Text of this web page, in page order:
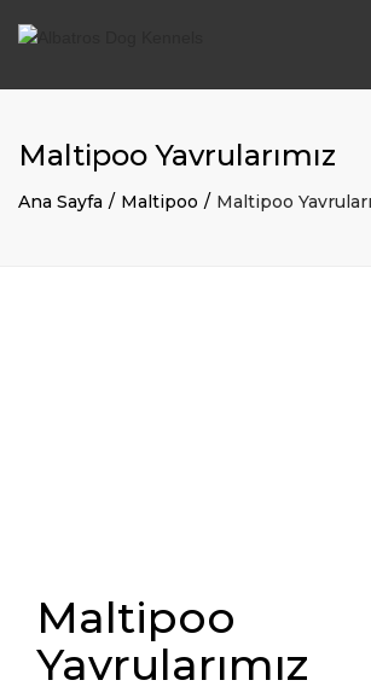
Maltipoo Yavrularımız
Ana Sayfa Maltipoo Maltipoo
Maltipoo
Yavrularımız